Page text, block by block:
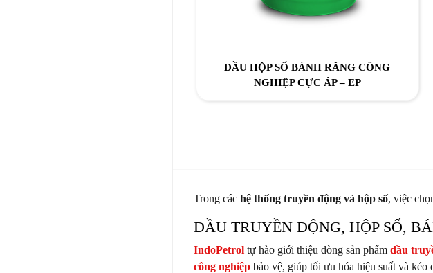
DẦU HỘP SỐ BÁNH RĂNG CÔNG
NGHIỆP CỰC ÁP – EP
Trong các hệ thống truyền động và hộp số, việc
DẦU TRUYỀN ĐỘNG, HỘP SỐ,
IndoPetrol tự hào giới thiệu dòng sản phẩm dầu
công nghiệp bảo vệ, giúp tối ưu hóa hiệu suất và kéo